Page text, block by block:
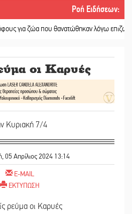
Ροή Ειδήσεων:
ζώα που θανατώθηκαν λόγω επιζωοτιών
οι Καρυές
Κυριακή 7/4
05 Απρίλιος 2024 13:14
E-MAIL
ΕΚΤΥΠΩΣΗ